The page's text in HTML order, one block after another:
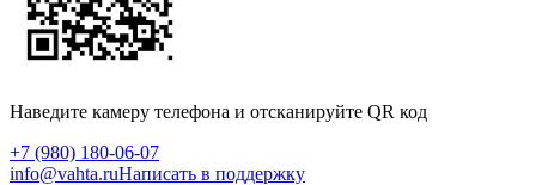
Наведите камеру телефона и отсканируйте QR код
+7 (980) 180-06-07
info@vahta.ruНаписать в поддержку